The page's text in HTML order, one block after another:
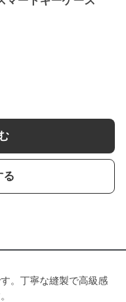
る
。丁寧な縫製で高級感